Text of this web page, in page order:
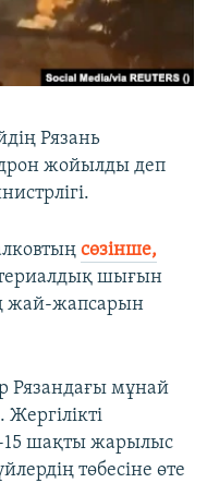
Рязань
жойылды деп
сөзінше,
шығын
жай-жапсарын
Рязандағы мұнай
15 шақты жарылыс
төбесіне өте